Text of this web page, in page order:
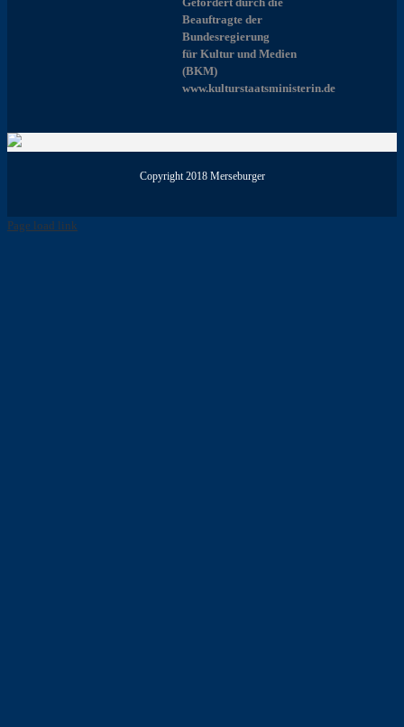
Beauftragte der
Bundesregierung
für Kultur und Medien
(BKM)
www.kulturstaatsministerin.de
Copyright 2018 Merseburger
Page load link